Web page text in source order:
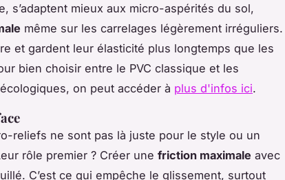
s’adaptent mieux aux micro-aspérités du sol,
même sur les carrelages légèrement irréguliers.
et gardent leur élasticité plus longtemps que les
bien choisir entre le PVC classique et les
on peut accéder à plus d'infos ici.
reliefs ne sont pas là juste pour le style ou un
rôle premier ? Créer une friction maximale avec
C’est ce qui empêche le glissement, surtout